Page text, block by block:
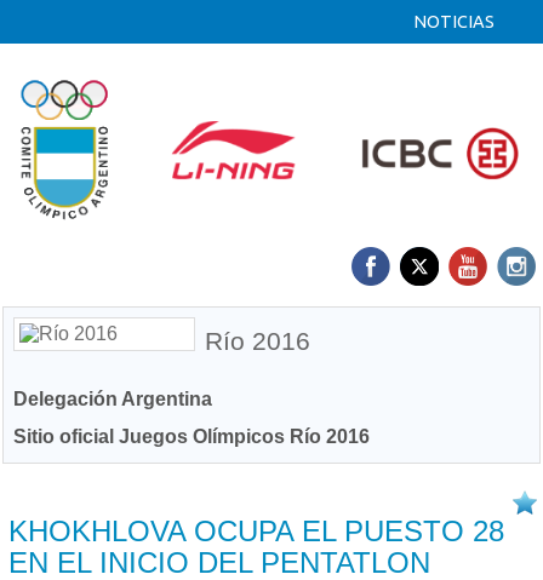
NOTICIAS
Río 2016
Delegación Argentina
Sitio oficial Juegos Olímpicos Río 2016
KHOKHLOVA OCUPA EL PUESTO 28
EN EL INICIO DEL PENTATLON